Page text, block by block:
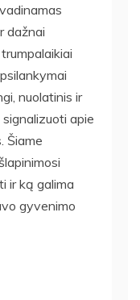
dažnai
nuolatinis ir
apie
Šiame
ir ką galima
gyvenimo